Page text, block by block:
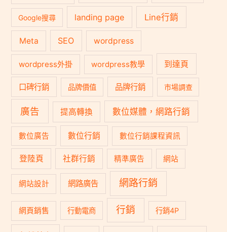
Google搜尋 landing page Line行銷
Meta SEO wordpress
wordpress外掛 wordpress教學 到達頁
口碑行銷 品牌價值 品牌行銷 市場調查
廣告 提高轉換 數位媒體，網路行銷
數位廣告 數位行銷 數位行銷課程資訊
登陸頁 社群行銷 精準廣告 網站
網站設計 網路廣告 網路行銷
網頁銷售 行動電商 行銷 行銷4P